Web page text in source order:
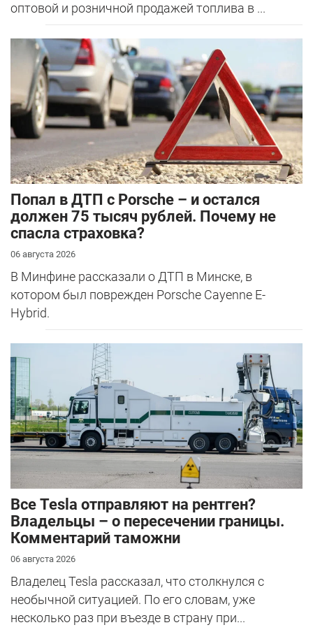
оптовой и розничной продажей топлива в ...
​Попал в ДТП с Porsche – и остался
должен 75 тысяч рублей. Почему не
спасла страховка?
06 августа 2026
В Минфине рассказали о ДТП в Минске, в
котором был поврежден Porsche Cayenne E-
Hybrid.
Все Tesla отправляют на рентген?
Владельцы – о пересечении границы.
Комментарий таможни
06 августа 2026
Владелец Tesla рассказал, что столкнулся с
необычной ситуацией. По его словам, уже
несколько раз при въезде в страну при...